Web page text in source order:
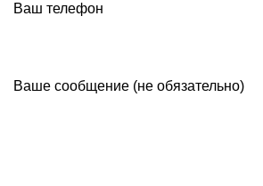
Ваш телефон
Ваше сообщение (не обязательно)